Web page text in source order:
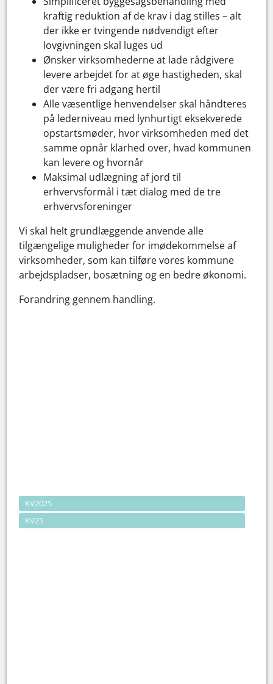
kraftig reduktion af de krav i dag stilles – alt
der ikke er tvingende nødvendigt efter
lovgivningen skal luges ud
Ønsker virksomhederne at lade rådgivere
levere arbejdet for at øge hastigheden, skal
der være fri adgang hertil
Alle væsentlige henvendelser skal håndteres
på lederniveau med lynhurtigt eksekverede
opstartsmøder, hvor virksomheden med det
samme opnår klarhed over, hvad kommunen
kan levere og hvornår
Maksimal udlægning af jord til
erhvervsformål i tæt dialog med de tre
erhvervsforeninger
Vi skal helt grundlæggende anvende alle
tilgængelige muligheder for imødekommelse af
virksomheder, som kan tilføre vores kommune
arbejdspladser, bosætning og en bedre økonomi.
Forandring gennem handling.
KV2025
KV25